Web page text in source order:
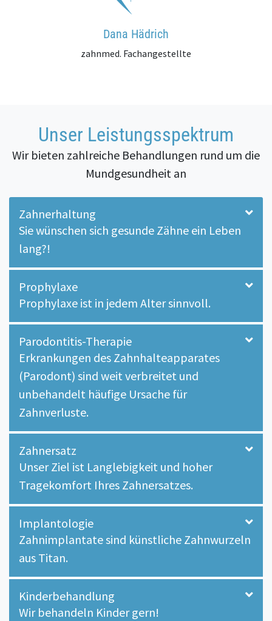
Dana Hädrich
zahnmed. Fachangestellte
Unser Leistungsspektrum
Wir bieten zahlreiche Behandlungen rund um die
Mundgesundheit an
Zahnerhaltung
Sie wünschen sich gesunde Zähne ein Leben
lang?!
Prophylaxe
Prophylaxe ist in jedem Alter sinnvoll.
Parodontitis-Therapie
Erkrankungen des Zahnhalteapparates
(Parodont) sind weit verbreitet und
unbehandelt häufige Ursache für
Zahnverluste.
Zahnersatz
Unser Ziel ist Langlebigkeit und hoher
Tragekomfort Ihres Zahnersatzes.
Implantologie
Zahnimplantate sind künstliche Zahnwurzeln
aus Titan.
Kinderbehandlung
Wir behandeln Kinder gern!